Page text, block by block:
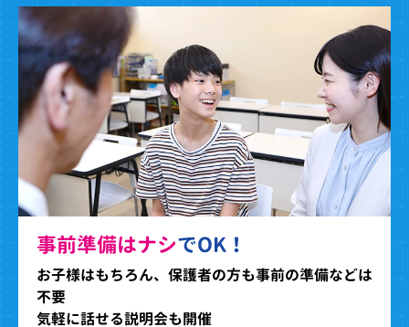
事前準備はナシでOK！
お子様はもちろん、保護者の方も事前の準備などは
不要
気軽に話せる説明会も開催